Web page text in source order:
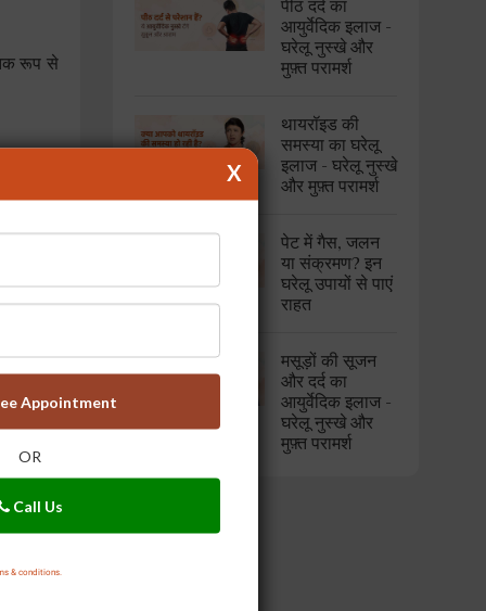
Appointment
OR
Call Us
& conditions.
X
रूप से
त्वचा
ग्लो
से
चेहरे
पीठ दर्द का
आयुर्वेदिक इलाज -
घरेलू नुस्खे और
मुफ़्त परामर्श
थायरॉइड की
समस्या का घरेलू
इलाज - घरेलू नुस्खे
और मुफ़्त परामर्श
पेट में गैस, जलन
या संक्रमण? इन
घरेलू उपायों से पाएं
राहत
मसूड़ों की सूजन
और दर्द का
आयुर्वेदिक इलाज -
घरेलू नुस्खे और
मुफ़्त परामर्श